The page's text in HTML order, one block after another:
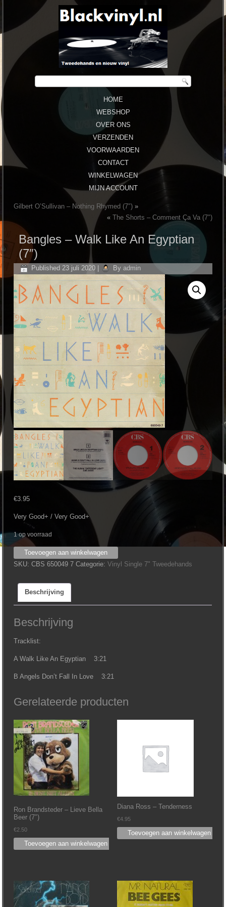
HOME
WEBSHOP
OVER ONS
VERZENDEN
VOORWAARDEN
CONTACT
WINKELWAGEN
MIJN ACCOUNT
Gilbert O’Sullivan – Nothing Rhymed (7″) »
« The Shorts ‎– Comment Ça Va (7″)
Bangles – Walk Like An Egyptian
(7″)
Published 23 juli 2020 By admin
€3.95
Very Good+ / Very Good+
1 op voorraad
Bangles
-
Like
Egyptian
(7")
Toevoegen aan winkelwagen
SKU:CBS 650049 7 Categorie:Vinyl Single 7" Tweedehands
Beschrijving
Beschrijving
Tracklist:
A Walk Like An Egyptian 3:21
B Angels Don’t Fall In Love 3:21
Gerelateerde producten
Ron Brandsteder ‎– Lieve Bella
Beer (7″)
€2.50
Toevoegen aan winkelwagen
Diana Ross ‎– Tenderness
€4.95
Toevoegen aan winkelwagen